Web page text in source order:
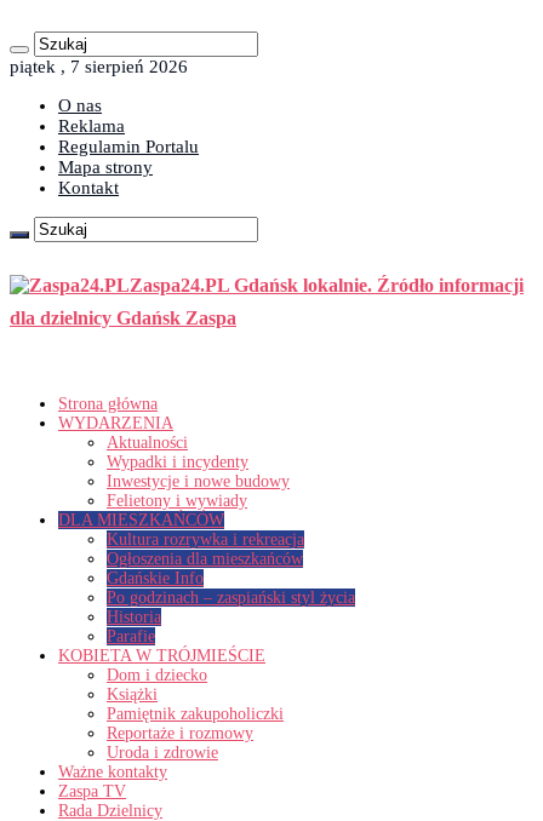
piątek , 7 sierpień 2026
O nas
Reklama
Regulamin Portalu
Mapa strony
Kontakt
Zaspa24.PL Gdańsk lokalnie. Źródło informacji
dla dzielnicy Gdańsk Zaspa
Strona główna
WYDARZENIA
Aktualności
Wypadki i incydenty
Inwestycje i nowe budowy
Felietony i wywiady
DLA MIESZKAŃCÓW
Kultura rozrywka i rekreacja
Ogłoszenia dla mieszkańców
Gdańskie Info
Po godzinach – zaspiański styl życia
Historia
Parafie
KOBIETA W TRÓJMIEŚCIE
Dom i dziecko
Książki
Pamiętnik zakupoholiczki
Reportaże i rozmowy
Uroda i zdrowie
Ważne kontakty
Zaspa TV
Rada Dzielnicy